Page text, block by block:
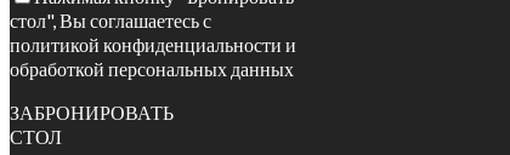
стол", Вы соглашаетесь с
политикой конфиденциальности и
обработкой персональных данных
ЗАБРОНИРОВАТЬ
СТОЛ